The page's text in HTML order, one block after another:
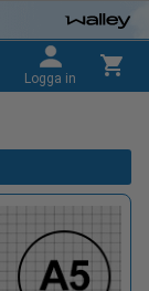
Logga in